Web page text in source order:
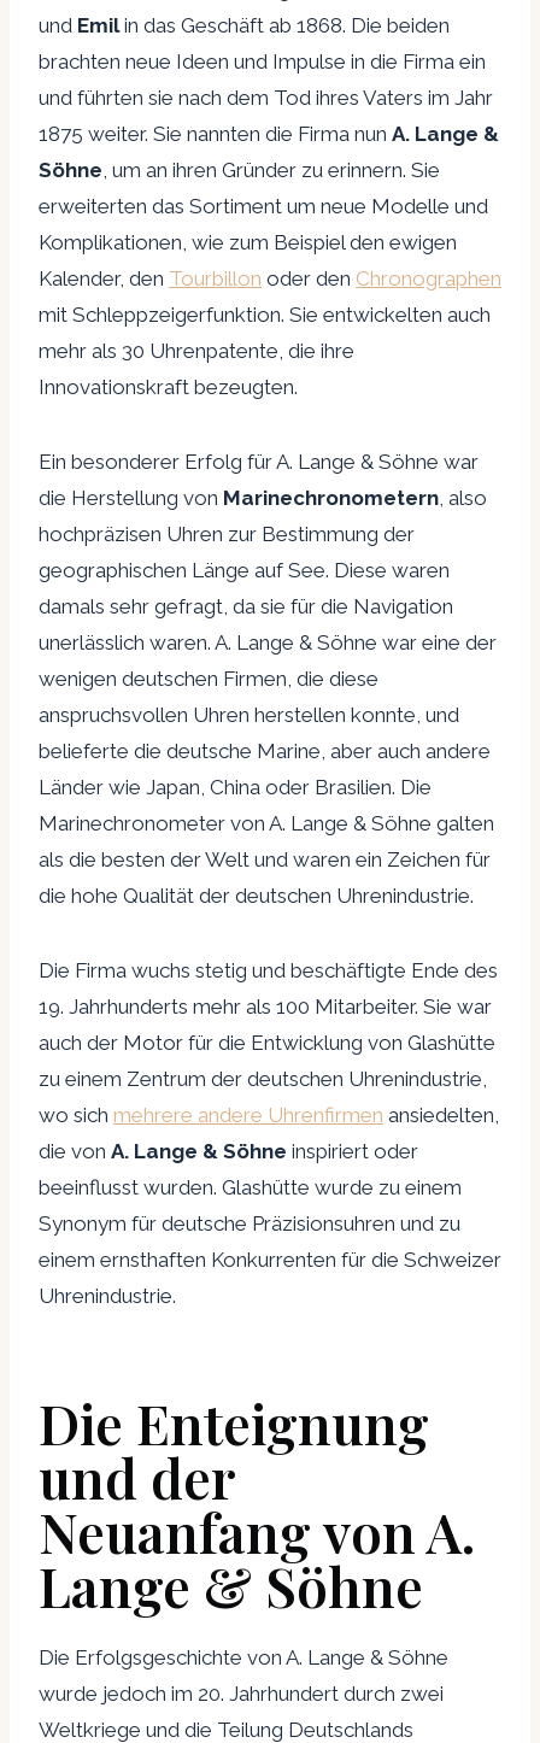
und Emilin das Geschäft ab 1868. Die beiden
brachten neue Ideen und Impulse in die Firma ein
und führten sie nach dem Tod ihres Vaters im Jahr
1875 weiter. Sie nannten die Firma nun A. Lange &
Söhne, um an ihren Gründer zu erinnern. Sie
erweiterten das Sortiment um neue Modelle und
Komplikationen, wie zum Beispiel den ewigen
Kalender, den Tourbillon oder den Chronographen
mit Schleppzeigerfunktion. Sie entwickelten auch
mehr als 30 Uhrenpatente, die ihre
Innovationskraft bezeugten.
Ein besonderer Erfolg für A. Lange & Söhne war
die Herstellung von Marinechronometern, also
hochpräzisen Uhren zur Bestimmung der
geographischen Länge auf See. Diese waren
damals sehr gefragt, da sie für die Navigation
unerlässlich waren. A. Lange & Söhne war eine der
wenigen deutschen Firmen, die diese
anspruchsvollen Uhren herstellen konnte, und
belieferte die deutsche Marine, aber auch andere
Länder wie Japan, China oder Brasilien. Die
Marinechronometer von A. Lange & Söhne galten
als die besten der Welt und waren ein Zeichen für
die hohe Qualität der deutschen Uhrenindustrie.
Die Firma wuchs stetig und beschäftigte Ende des
19. Jahrhunderts mehr als 100 Mitarbeiter. Sie war
auch der Motor für die Entwicklung von Glashütte
zu einem Zentrum der deutschen Uhrenindustrie,
wo sich mehrere andere Uhrenfirmen ansiedelten,
die von A. Lange & Söhne inspiriert oder
beeinflusst wurden. Glashütte wurde zu einem
Synonym für deutsche Präzisionsuhren und zu
einem ernsthaften Konkurrenten für die Schweizer
Uhrenindustrie.
Die Enteignung
und der
Neuanfang von A.
Lange & Söhne
Die Erfolgsgeschichte von A. Lange & Söhne
wurde jedoch im 20. Jahrhundert durch zwei
Weltkriege und die Teilung Deutschlands